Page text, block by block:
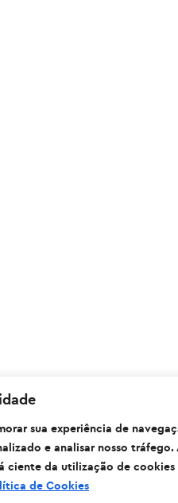
sua experiência de
e analisar nosso tráfego.
ciente da utilização de cookies
de Cookies